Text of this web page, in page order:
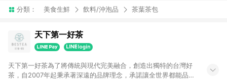
分類： 美食生鮮 飲料/沖泡品 茶葉茶包
天下第一好茶
天下第一好茶為了將傳統與現代完美融合，創造出獨特的台灣好
茶，自2007年起秉承著深遠的品牌理念，承諾讓全世界都能品味